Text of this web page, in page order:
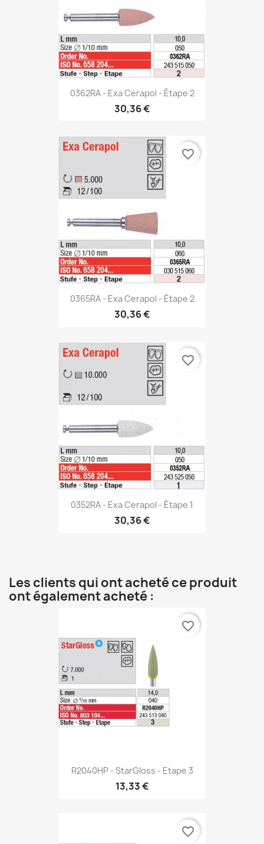
0362RA - Exa Cerapol - Étape 2
30,36 €
0365RA - Exa Cerapol - Étape 2
30,36 €
favorite_border
0352RA - Exa Cerapol - Étape 1
30,36 €
favorite_border
Les clients qui ont acheté ce produit
ont également acheté :
R2040HP - StarGloss - Etape 3
13,33 €
favorite_border
favorite_border